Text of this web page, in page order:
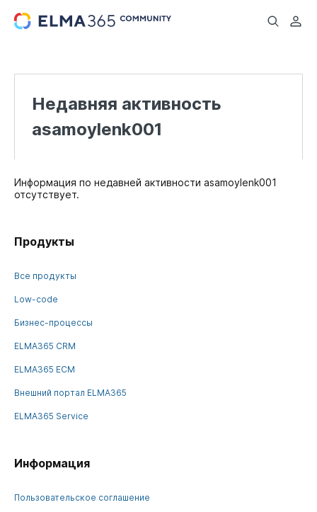
...
Недавняя активность
asamoylenk001
Информация по недавней активности asamoylenk001
отсутствует.
Продукты
Все продукты
Low-code
Бизнес-процессы
ELMA365 CRM
ELMA365 ECM
Внешний портал ELMA365
ELMA365 Service
Информация
Пользовательское соглашение